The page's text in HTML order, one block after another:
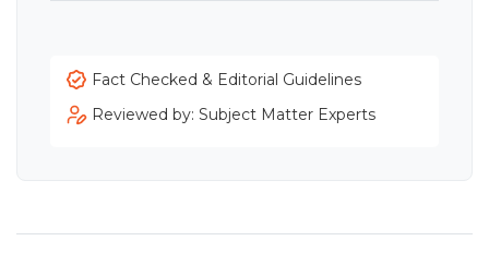
Fact Checked & Editorial Guidelines
Reviewed by: Subject Matter Experts